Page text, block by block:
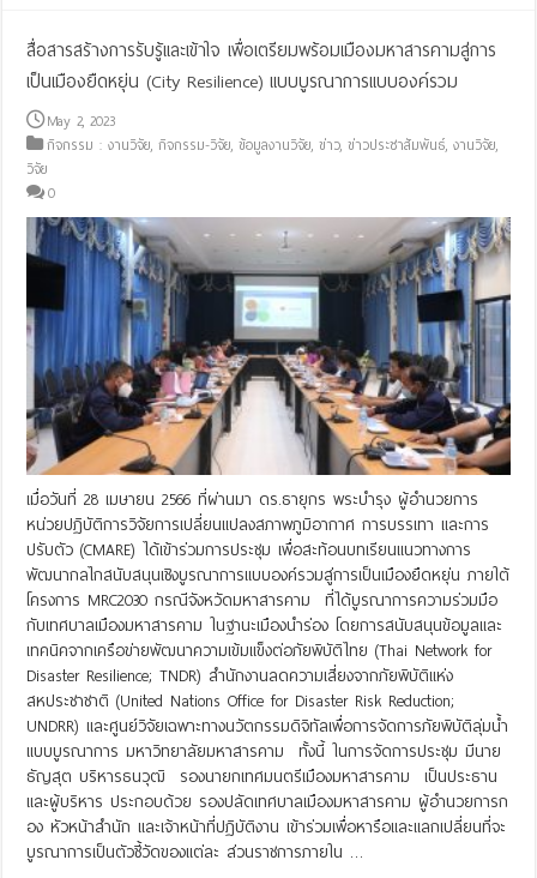
สื่อสารสร้างการรับรู้และเข้าใจ เพื่อเตรียมพร้อมเมืองมหาสารคามสู่การ
เป็นเมืองยืดหยุ่น (City Resilience) แบบบูรณาการแบบองค์รวม
May 2, 2023
กิจกรรม : งานวิจัย,กิจกรรม-วิจัย,ข้อมูลงานวิจัย,ข่าว,ข่าวประชาสัมพันธ์,งานวิจัย,
วิจัย
0
เมื่อวันที่ 28 เมษายน 2566 ที่ผ่านมา ดร.ธายุกร พระบำรุง ผู้อำนวยการ
หน่วยปฏิบัติการวิจัยการเปลี่ยนแปลงสภาพภูมิอากาศ การบรรเทา และการ
ปรับตัว (CMARE) ได้เข้าร่วมการประชุม เพื่อสะท้อนบทเรียนแนวทางการ
พัฒนากลไกสนับสนุนเชิงบูรณาการแบบองค์รวมสู่การเป็นเมืองยืดหยุ่น ภายใต้
โครงการ MRC2030 กรณีจังหวัดมหาสารคาม ที่ได้บูรณาการความร่วมมือ
กับเทศบาลเมืองมหาสารคาม ในฐานะเมืองนำร่อง โดยการสนับสนุนข้อมูลและ
เทคนิคจากเครือข่ายพัฒนาความเข้มแข็งต่อภัยพิบัติไทย (Thai Network for
Disaster Resilience; TNDR) สำนักงานลดความเสี่ยงจากภัยพิบัติแห่ง
สหประชาชาติ (United Nations Office for Disaster Risk Reduction;
UNDRR) และศูนย์วิจัยเฉพาะทางนวัตกรรมดิจิทัลเพื่อการจัดการภัยพิบัติลุ่มน้ำ
แบบบูรณาการ มหาวิทยาลัยมหาสารคาม ทั้งนี้ ในการจัดการประชุม มีนาย
ธัญสุต บริหารธนวุฒิ รองนายกเทศมนตรีเมืองมหาสารคาม เป็นประธาน
และผู้บริหาร ประกอบด้วย รองปลัดเทศบาลเมืองมหาสารคาม ผู้อำนวยการก
อง หัวหน้าสำนัก และเจ้าหน้าที่ปฏิบัติงาน เข้าร่วมเพื่อหารือและแลกเปลี่ยนที่จะ
บูรณาการเป็นตัวชี้วัดของแต่ละ ส่วนราชการภายใน …